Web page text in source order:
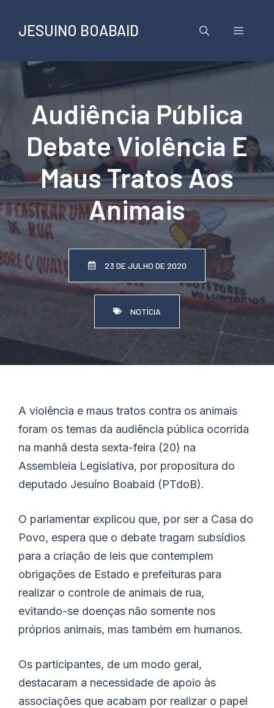
conteúdo
JESUINO BOABAID Menu
Audiência Pública
Debate Violência E
Maus Tratos Aos
Animais
23 DE JULHO DE 2020
NOTÍCIA
A violência e maus tratos contra os animais
foram os temas da audiência pública ocorrida
na manhã desta sexta-feira (20) na
Assembleia Legislativa, por propositura do
deputado Jesuíno Boabaid (PTdoB).
O parlamentar explicou que, por ser a Casa do
Povo, espera que o debate tragam subsídios
para a criação de leis que contemplem
obrigações de Estado e prefeituras para
realizar o controle de animais de rua,
evitando-se doenças não somente nos
próprios animais, mas também em humanos.
Os participantes, de um modo geral,
destacaram a necessidade de apoio às
associações que acabam por realizar o papel